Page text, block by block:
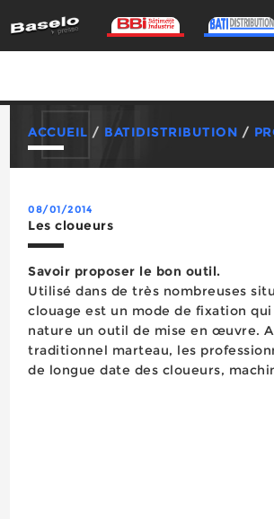
ACCUEIL / BATIDISTRIBUTION /
08/01/2014
Les cloueurs
Savoir proposer le bon outil.
Utilisé dans de très nombreuses
clouage est un mode de fixation
nature un outil de mise en œuvre.
traditionnel marteau, les
de longue date des cloueurs,